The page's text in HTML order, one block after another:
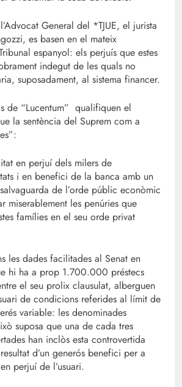
General del *TJUE, el jurista
es basen en el mateix
espanyol: els perjuís que estes
indegut de les quals no
suposadament, al sistema financer.
de “Lucentum” qualifiquen el
la sentència del Suprem com a
en perjuí dels milers de
i en benefici de la banca amb un
de l’orde públic econòmic
miserablement les penúries que
famílies en el seu orde privat
les dades facilitades al Senat en
hi ha a prop 1.700.000 préstecs
el seu prolix clausulat, alberguen
de condicions referides al límit de
variable: les denominades
suposa que una de cada tres
han inclòs esta controvertida
d’un generós benefici per a
perjuí de l’usuari.